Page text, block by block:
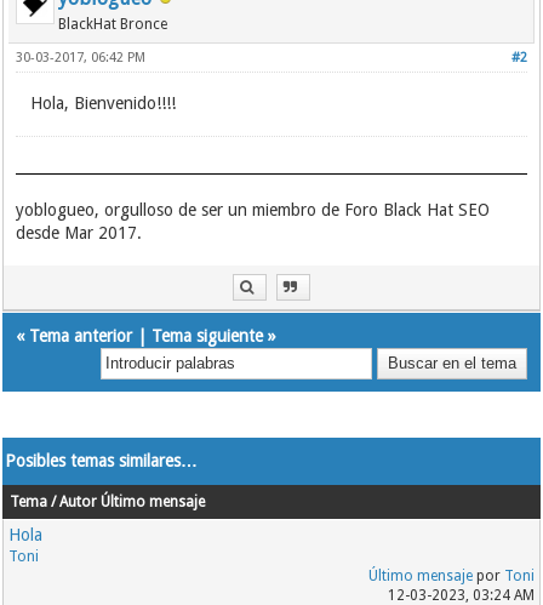
BlackHat Bronce
#2
30-03-2017, 06:42 PM
Hola, Bienvenido!!!!
yoblogueo, orgulloso de ser un miembro de Foro Black Hat SEO
desde Mar 2017.
« Tema anterior| Tema siguiente»
Posibles temas similares…
Tema / Autor Último mensaje
Hola
Toni
Último mensajepor Toni
12-03-2023, 03:24 AM